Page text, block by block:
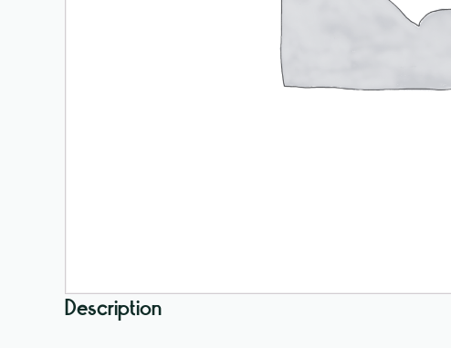
Description